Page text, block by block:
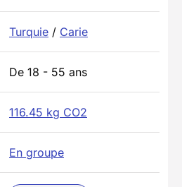
Turquie / Carie
De 18 - 55 ans
116.45 kg CO2
En groupe